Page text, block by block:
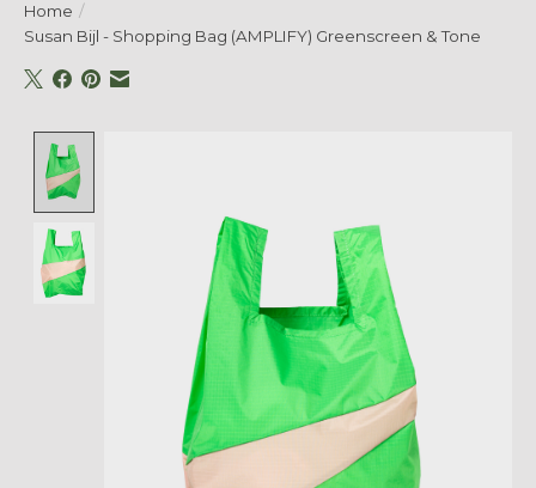
Home /
Susan Bijl - Shopping Bag (AMPLIFY) Greenscreen & Tone